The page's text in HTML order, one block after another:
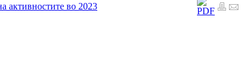
активностите во 2023